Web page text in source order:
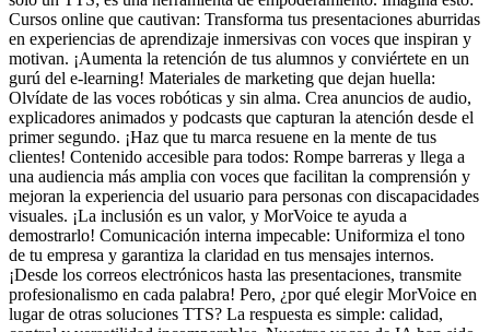
Cursos online que cautivan: Transforma tus presentaciones aburridas
en experiencias de aprendizaje inmersivas con voces que inspiran y
motivan. ¡Aumenta la retención de tus alumnos y conviértete en un
gurú del e-learning! Materiales de marketing que dejan huella:
Olvídate de las voces robóticas y sin alma. Crea anuncios de audio,
explicadores animados y podcasts que capturan la atención desde el
primer segundo. ¡Haz que tu marca resuene en la mente de tus
clientes! Contenido accesible para todos: Rompe barreras y llega a
una audiencia más amplia con voces que facilitan la comprensión y
mejoran la experiencia del usuario para personas con discapacidades
visuales. ¡La inclusión es un valor, y MorVoice te ayuda a
demostrarlo! Comunicación interna impecable: Uniformiza el tono
de tu empresa y garantiza la claridad en tus mensajes internos.
¡Desde los correos electrónicos hasta las presentaciones, transmite
profesionalismo en cada palabra! Pero, ¿por qué elegir MorVoice en
lugar de otras soluciones TTS? La respuesta es simple: calidad,